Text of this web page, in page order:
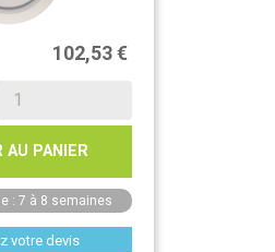
102,53 €
AU PANIER
: 7 à 8 semaines
votre devis